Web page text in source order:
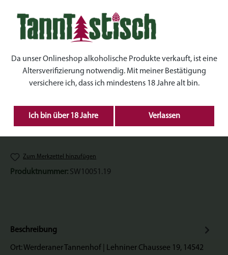
Uhrzeitenauswählen
auswählen
Produkt Anzahl: Gib den gewünschten Wert
IN DEN WARENKORB
Zum Merkzettel hinzufügen
Produktnummer: SW10051.19
Beschreibung
Ort: Werderaner Tannenhof | Lehniner Chaussee 19, 14542
Da unser Onlineshop alkoholische Produkte verkauft, ist eine
Altersverifizierung notwendig. Mit meiner Bestätigung
versichere ich, dass ich mindestens 18 Jahre alt bin.
Ich bin über 18 Jahre Verlassen